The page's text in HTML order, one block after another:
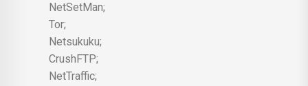
NetSetMan;
Tor;
Netsukuku;
CrushFTP;
NetTraffic;